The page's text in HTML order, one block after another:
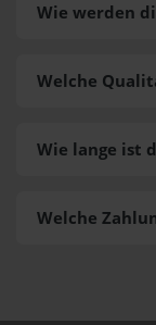
Wie werden
Welche
Welche
Wie lange ist